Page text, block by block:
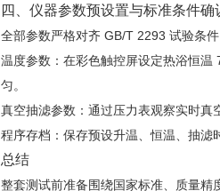
四、仪器参数预设置与标准条件确
全部参数严格对齐 GB/T 2293 试验条
温度参数：在彩色触控屏设定热浴恒温
匀。
真空抽滤参数：通过压力表观察实时真
程序存档：保存预设升温、恒温、抽滤
总结
整套测试前准备围绕国家标准、质量精